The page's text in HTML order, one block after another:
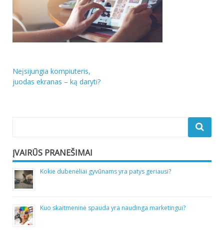
Navigacija
tarp
Neįsijungia kompiuteris,
juodas ekranas – ką daryti?
ĮVAIRŪS PRANEŠIMAI
Kokie dubenėliai gyvūnams yra patys geriausi?
Kuo skaitmeninė spauda yra naudinga marketingui?